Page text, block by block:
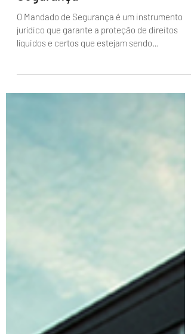
Como Entrar com Mandado de
Segurança
O Mandado de Segurança é um instrumento
líquidos e certos que estejam sendo